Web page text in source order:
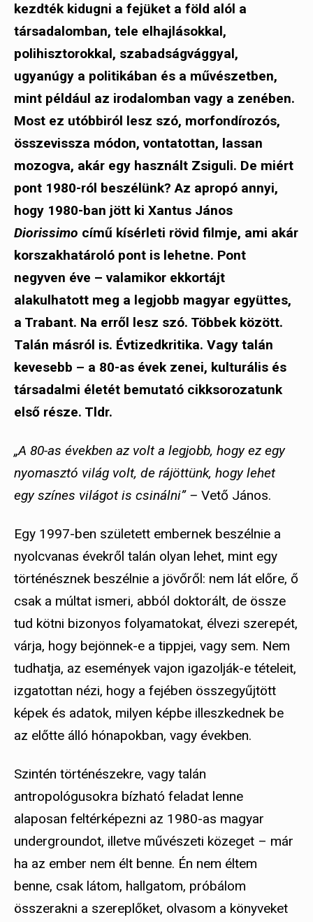
kezdték kidugni a fejüket a föld alól a
társadalomban, tele elhajlásokkal,
polihisztorokkal, szabadságvággyal,
ugyanúgy a politikában és a művészetben,
mint például az irodalomban vagy a zenében.
Most ez utóbbiról lesz szó, morfondírozós,
összevissza módon, vontatottan, lassan
mozogva, akár egy használt Zsiguli. De miért
pont 1980-ról beszélünk? Az apropó annyi,
hogy 1980-ban jött ki Xantus János
Diorissimo című kísérleti rövid filmje, ami akár
korszakhatároló pont is lehetne. Pont
negyven éve – valamikor ekkortájt
alakulhatott meg a legjobb magyar együttes,
a Trabant. Na erről lesz szó. Többek között.
Talán másról is. Évtizedkritika. Vagy talán
kevesebb – a 80-as évek zenei, kulturális és
társadalmi életét bemutató cikksorozatunk
első része. Tldr.
„A 80-as években az volt a legjobb, hogy ez egy
nyomasztó világ volt, de rájöttünk, hogy lehet
egy színes világot is csinálni” – Vető János.
Egy 1997-ben született embernek beszélnie a
nyolcvanas évekről talán olyan lehet, mint egy
történésznek beszélnie a jövőről: nem lát előre, ő
csak a múltat ismeri, abból doktorált, de össze
tud kötni bizonyos folyamatokat, élvezi szerepét,
várja, hogy bejönnek-e a tippjei, vagy sem. Nem
tudhatja, az események vajon igazolják-e tételeit,
izgatottan nézi, hogy a fejében összegyűjtött
képek és adatok, milyen képbe illeszkednek be
az előtte álló hónapokban, vagy években.
Szintén történészekre, vagy talán
antropológusokra bízható feladat lenne
alaposan feltérképezni az 1980-as magyar
undergroundot, illetve művészeti közeget – már
ha az ember nem élt benne. Én nem éltem
benne, csak látom, hallgatom, próbálom
összerakni a szereplőket, olvasom a könyveket